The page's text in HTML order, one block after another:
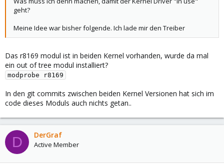
geht?
Meine Idee war bisher folgende. Ich lade mir den Treiber
Das r8169 modul ist in beiden Kernel vorhanden, wurde da mal
ein out of tree modul installiert?
modprobe r8169
In den git commits zwischen beiden Kernel Versionen hat sich im
code dieses Moduls auch nichts getan..
D DerGraf
Active Member